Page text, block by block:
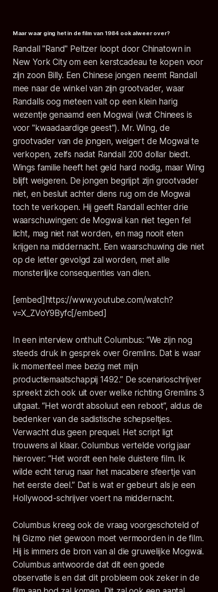
Maar waar ging het in de film van 1984 ook alweer over?
Randall "Rand" Peltzer loopt door Chinatown in
New York City om een kerstcadeau te kopen voor
zijn zoon Billy. Een Chinese jongen neemt Randall
mee naar de winkel van zijn grootvader, waar
Randalls oog meteen valt op een klein harig
wezentje genaamd een Mogwai (wat Chinees is
voor "kwaadaardige geest"). Mr. Wing, de
grootvader van de jongen, weigert de Mogwai te
verkopen, zelfs nadat Randall 200 dollar biedt.
Wings familie heeft het geld hard nodig, maar Wing
blijft weigeren. De jongen begrijpt zijn grootvader
niet, en besluit achter diens rug om de Mogwai
toch te verkopen. Hij geeft Randall echter drie
waarschuwingen: de Mogwai kan niet tegen fel
licht, mag niet nat worden, en mag nooit eten
krijgen na middernacht. Een waarschuwing die niet
op de letter gevolgd zal worden, met alle
monsterlijke consequenties van dien.
[embed]https://www.youtube.com/watch?
v=X_ZVoY9Byfc[/embed]
In een interview onthult Columbus: “We zijn nog
steeds druk in gesprek over Gremlins. Dat is waar
ik momenteel mee bezig met mijn
productiemaatschappij 1492.” De scenarioschrijver
spreekt zich ook uit over welke richting Gremlins 3
uitgaat. “Het wordt absoluut een reboot”, aldus de
bedenker van de sadistische schepseltjes.
Verwacht dus geen prequel. Het script ligt
trouwens al klaar. Columbus vertelde vorig jaar
hierover: “Het wordt een hele duistere film. Ik
wilde echt terug naar het macabere sfeertje van
het eerste deel.” Dat is wat er gebeurt als je een
Hollywood-schrijver voert na middernacht.
Columbus kreeg ook de vraag voorgeschoteld of
hij Gizmo niet gewoon moet vermoorden in de film.
Hij is immers de bron van al die gruwelijke Mogwai.
Columbus antwoorde dat dit een goede
observatie is en dat dit probleem ook zeker in de